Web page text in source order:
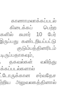
காணாமலாக்கப்படல்
கிடைக்கப் பெற்ற
சுமார் 10 பேர்
கண்டறியப்பட்டு
குடும்பத்தினரிடம்
தகவல்கள் வலிந்து
சர்வதேச
அலுவலகத்தினால்